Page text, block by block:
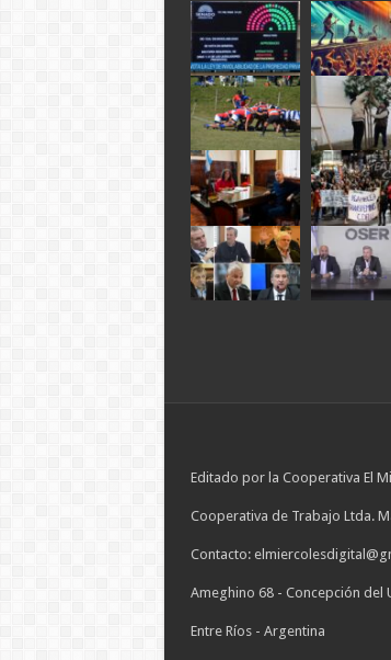
Editado por la Cooperativa El
Cooperativa de Trabajo Ltda.
Contacto:
Ameghino 68 - Concepción del
Entre Ríos - Argentina